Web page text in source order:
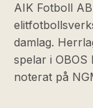
AIK Fotboll
damlag.
spelar i
noterat på